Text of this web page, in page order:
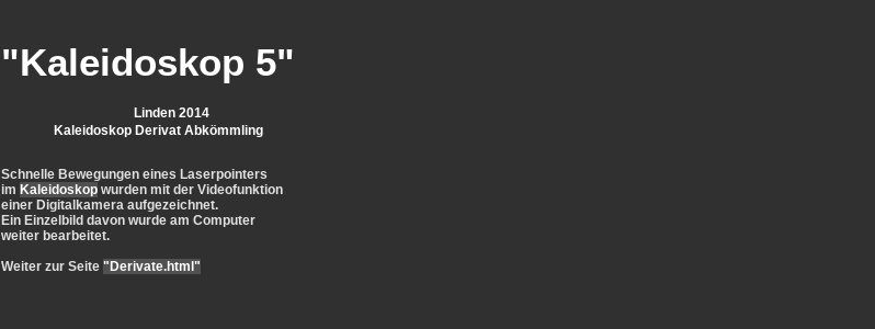
"Kaleidoskop 5"
Linden 2014
Kaleidoskop Derivat Abkömmling
Schnelle Bewegungen eines Laserpointers
im Kaleidoskop wurden mit der Videofunktion
einer Digitalkamera aufgezeichnet.
Ein Einzelbild davon wurde am Computer
weiter bearbeitet.
Weiter zur Seite "Derivate.html"